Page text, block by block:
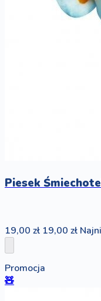
Piesek
19,00 zł 19,00 zł
Promocja
🧸